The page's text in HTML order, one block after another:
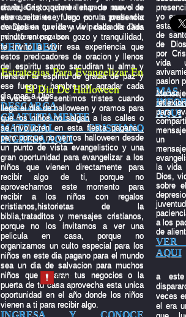
se alejaba y quebraba el pacto mas el se
aferro a cristo y hoy es un predicador
evangelista que lleva la palabra de Dios
por diferentes paises.
VER VIDEO
diaria, Cristo quiere llenar de nuevo de
ese aceite ese fuego por la presencia
de Dios en tu vida y vivir cada dia cada
minuto en paz con gozo y tranquilidad,
te invito a vivir esa experiencia que
estos predicadores de oracion y llenos
del espiritu santo sacudiran tu alma y
llenaran tu espiritu de gracia de paz y
ese fuego y hambre por agradar cada
dia mas a Dios.
DESCARGA
GRATUITAMENTE
MATERIAL CRISTIANO
INGRESA AQUI
Estrategias Para Evangelizar En
El Dia De Halloween
a veces nos sentimos tristes cuando
llega el dia de halloween y oramos para
que los niños no salgan a las calles o
se involucren en esta fiesta pagana ,
pero porque no vemos halloween desde
un punto de vista evangelistico y una
gran oportunidad para evangelizar a los
niños que vienen directamente para
recibir algo de ti, porque no
aprovechamos este momento para
recibir a los niños con regalos
cristianos,historietas de la
biblia,trataditos y mensajes cristianos,
porque no los invitamos a ver una
pelicula en casa, porque no
organizamos un culto especial para los
niños en este dia pagano para el mundo
sea un dia de salvacion para muchos
niños que tocaran tus negocios o la
puerta de tu casa aprovecha esta unica
oportunidad en el año donde los niños
vienen a ti para recibir algo.
INGRESA Y CONOCE
yo
estas
de
de
por
vida
pasion
MAS
AQUI
para
un
mensaje
la
Dios,
sobre
a los
de
VER
AQUI
a
veces
el era